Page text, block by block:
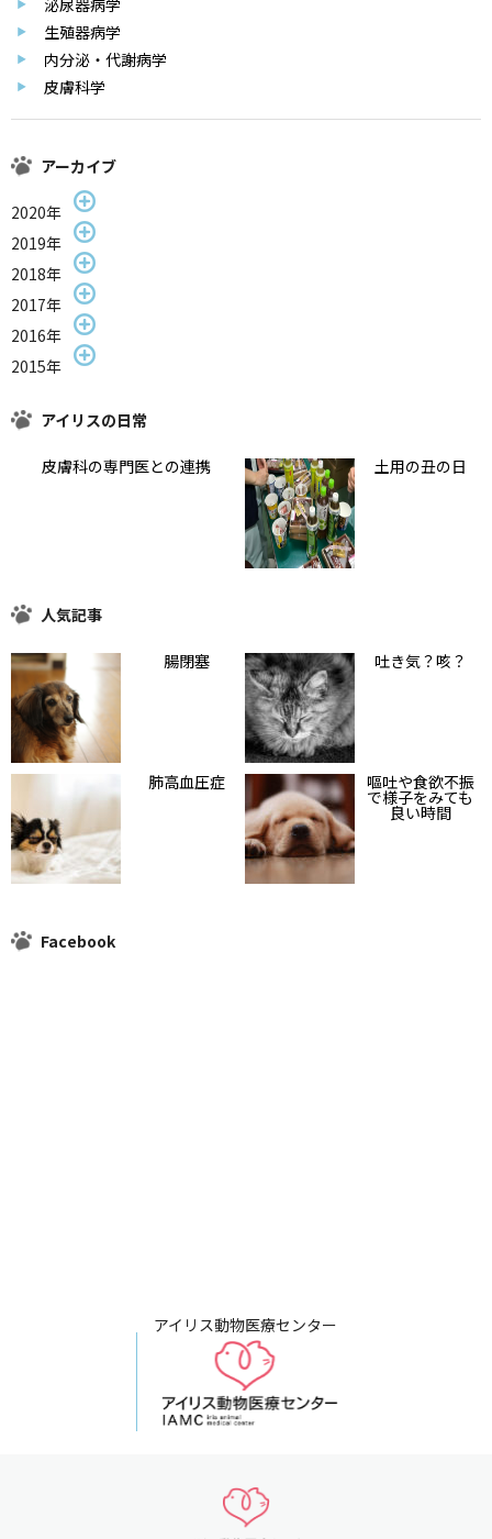
泌尿器病学
生殖器病学
内分泌・代謝病学
皮膚科学
アーカイブ
2020年
2019年
2018年
2017年
2016年
2015年
アイリスの日常
皮膚科の専門医との連携 土用の丑の日
人気記事
腸閉塞 吐き気？咳？
肺高血圧症 嘔吐や食欲不振
で様子をみても
良い時間
Facebook
アイリス動物医療センター